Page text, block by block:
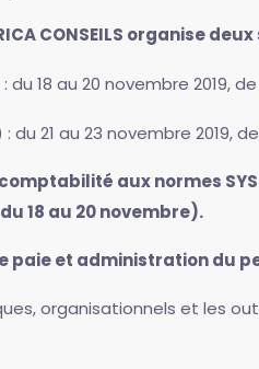
CONSEILS organise
du 18 au 20 novembre 2019,
du 21 au 23 novembre 2019,
aux normes
18 au 20 novembre).
paie et administration du
organisationnels et les